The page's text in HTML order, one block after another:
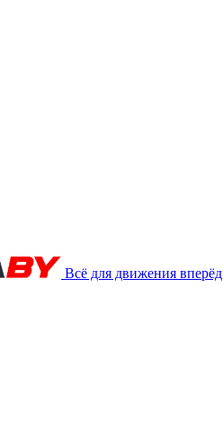
Всё для движения вперёд